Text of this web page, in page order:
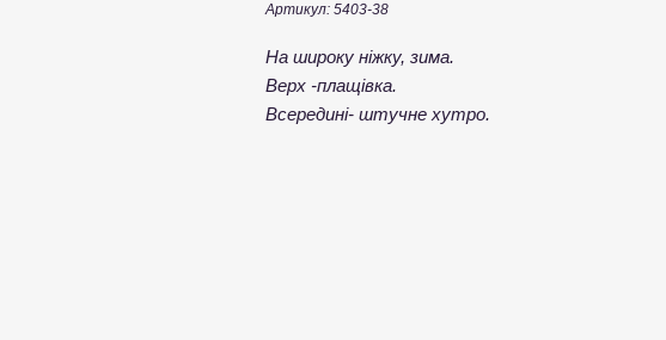
Артикул: 5403-38
На широку ніжку, зима.
Верх -плащівка.
Всередині- штучне хутро.